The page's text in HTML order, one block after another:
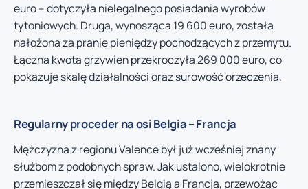
euro – dotyczyła nielegalnego posiadania wyrobów
tytoniowych. Druga, wynosząca 19 600 euro, została
nałożona za pranie pieniędzy pochodzących z przemytu.
Łączna kwota grzywien przekroczyła 269 000 euro, co
pokazuje skalę działalności oraz surowość orzeczenia.
Regularny proceder na osi Belgia – Francja
Mężczyzna z regionu Valence był już wcześniej znany
służbom z podobnych spraw. Jak ustalono, wielokrotnie
przemieszczał się między Belgią a Francją, przewożąc